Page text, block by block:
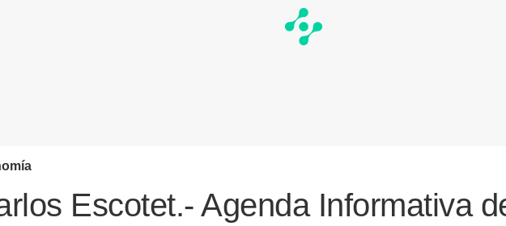
Escotet.- Agenda Informativa